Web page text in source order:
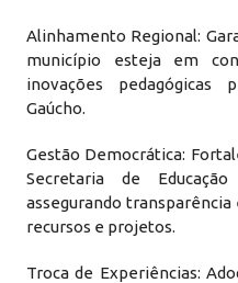
Alinhamento Regional:
município esteja em
inovações pedagógicas
Gaúcho.
Gestão Democrática:
Secretaria de
assegurando transparência
recursos e projetos.
Troca de Experiências: